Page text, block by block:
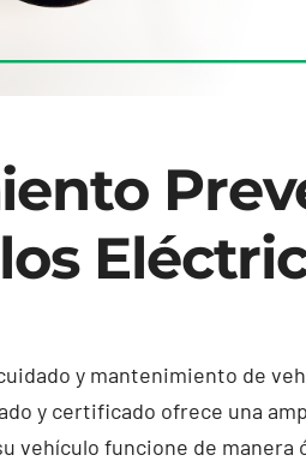
y mantenimiento de
y certificado ofrece una
vehículo funcione de manera